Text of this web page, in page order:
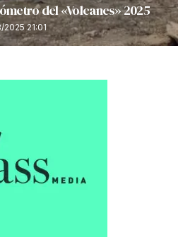
del «Volcanes» 2025
21:01